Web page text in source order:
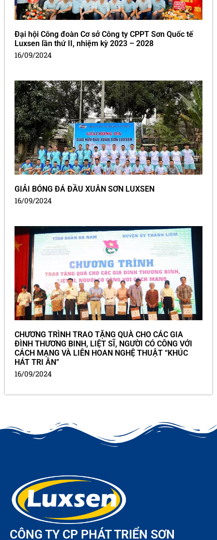
Đại hội Công đoàn Cơ sở Công ty CPPT Sơn Quốc tế
Luxsen lần thứ II, nhiệm kỳ 2023 – 2028
16/09/2024
GIẢI BÓNG ĐÁ ĐẦU XUÂN SƠN LUXSEN
16/09/2024
CHƯƠNG TRÌNH TRAO TẶNG QUÀ CHO CÁC GIA
ĐÌNH THƯƠNG BINH, LIỆT SĨ, NGƯỜI CÓ CÔNG VỚI
CÁCH MẠNG VÀ LIÊN HOAN NGHỆ THUẬT “KHÚC
HÁT TRI ÂN”
16/09/2024
CÔNG TY CP PHÁT TRIỂN SƠN